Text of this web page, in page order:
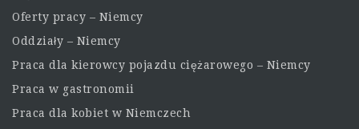
Oferty pracy – Niemcy
Oddziały – Niemcy
Praca dla kierowcy pojazdu ciężarowego – Niemcy
Praca w gastronomii
Praca dla kobiet w Niemczech